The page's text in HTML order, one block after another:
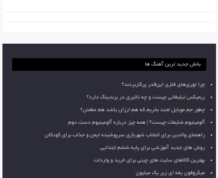
بخش جدید ترین آهنگ ها
چرا توری‌های فلزی این‌قدر پرکاربردند؟
ریمیکس تبلیغاتی چیست و چه تاثیری در برندینگ دارد؟
چطور جم موبایل لجند بخریم که هم ارزان باشد هم مطمئن؟
آلومینیوم ضایعات چیست؟ | همه چیز درباره آلومینیوم دست دوم
راهنمای والدین برای انتخاب شهربازی سرپوشیده ایمن و جذاب برای کودکان
روش های جدید آموزشی برای پایه ششم ابتدایی
بهترین کالاهای سایت های چینی برای خرید و واردات
میکروفون یقه ای زیر یک میلیون